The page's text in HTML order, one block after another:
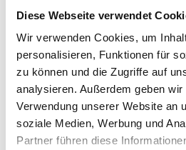
Diese Webseite verwendet
Wir verwenden Cookies, um
personalisieren, Funktionen für
zu können und die Zugriffe auf
analysieren. Außerdem geben
Verwendung unserer Website an
soziale Medien, Werbung und
Partner führen diese